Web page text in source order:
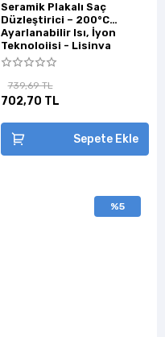
Seramik Plakalı Saç
Düzleştirici – 200°C
Ayarlanabilir Isı, İyon
Teknolojisi - Lisinya
739,69 TL
702,70 TL
Sepete Ekle
%5